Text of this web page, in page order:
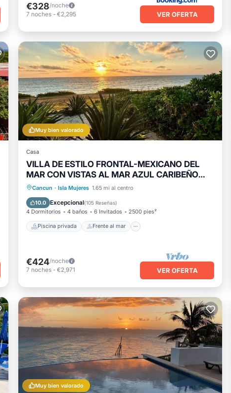
€328/noche
7 noches - €2,295 VER OFERTA
Muy bien valorado
Casa
VILLA DE ESTILO FRONTAL-MEXICANO DEL
MAR CON VISTAS AL MAR AZUL CARIBEÑO
CON PISCINA
Cancun · Isla Mujeres 1.65 mi al centro
10.0 Excepcional(105 Reseñas)
4 Dormitorios 4 baños 6 Invitados 2500 pies²
Piscina privada Frente al mar
Piscina privada
Frente al mar
Aparcamiento
Piscina
€424/noche
7 noches - €2,971 VER OFERTA
Muy bien valorado